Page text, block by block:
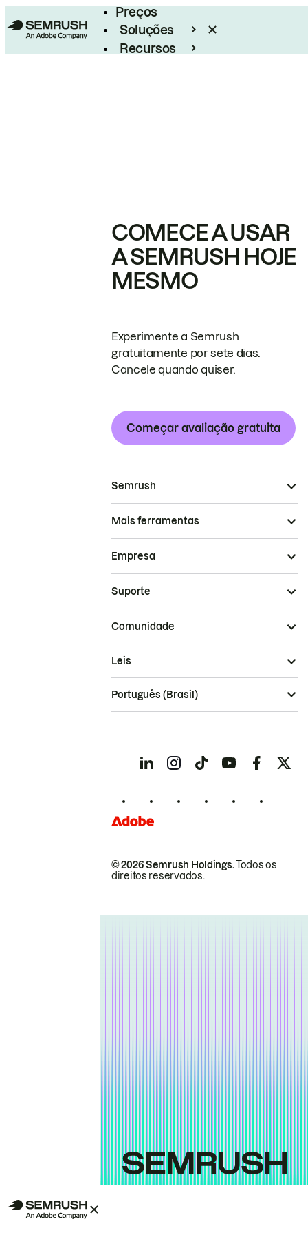
Preços
Soluções
Recursos
COMECE A USAR
A SEMRUSH HOJE
MESMO
Experimente a Semrush
gratuitamente por sete dias.
Cancele quando quiser.
Começar avaliação gratuita
Semrush
Mais ferramentas
Empresa
Suporte
Comunidade
© 2026 Semrush Holdings.Todos os
direitos reservados.
Leis
Português (Brasil)